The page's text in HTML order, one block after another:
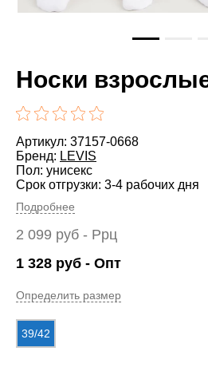
Носки
Артикул: 37157-0668
Бренд: LEVIS
Пол: унисекс
Срок отгрузки: 3-4 рабочих дня
Подробнее
2 099 руб - Ррц
1 328 руб - Опт
Определить размер
39/42